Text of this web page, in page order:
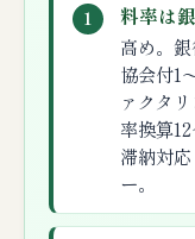
1 料率は
高め。
協会付1
ァクタ
率換算
滞納対
ー。